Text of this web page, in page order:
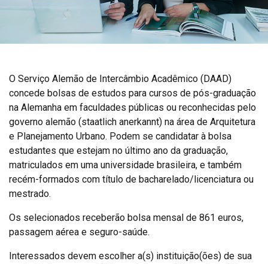
O Serviço Alemão de Intercâmbio Acadêmico (DAAD)
concede bolsas de estudos para cursos de pós-graduação
na Alemanha em faculdades públicas ou reconhecidas pelo
governo alemão (staatlich anerkannt) na área de Arquitetura
e Planejamento Urbano. Podem se candidatar à bolsa
estudantes que estejam no último ano da graduação,
matriculados em uma universidade brasileira, e também
recém-formados com título de bacharelado/licenciatura ou
mestrado.
Os selecionados receberão bolsa mensal de 861 euros,
passagem aérea e seguro-saúde.
Interessados devem escolher a(s) instituição(ões) de sua